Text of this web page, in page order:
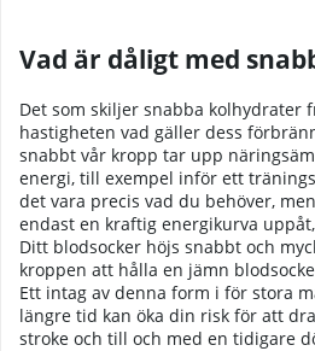
Vad är dåligt med
Det som skiljer snabba kolhydrater
hastigheten vad gäller dess
snabbt vår kropp tar upp
energi, till exempel inför ett
det vara precis vad du behöver,
endast en kraftig energikurva
Ditt blodsocker höjs snabbt och
kroppen att hålla en jämn
Ett intag av denna form i för stora
längre tid kan öka din risk för att
stroke och till och med en tidigare